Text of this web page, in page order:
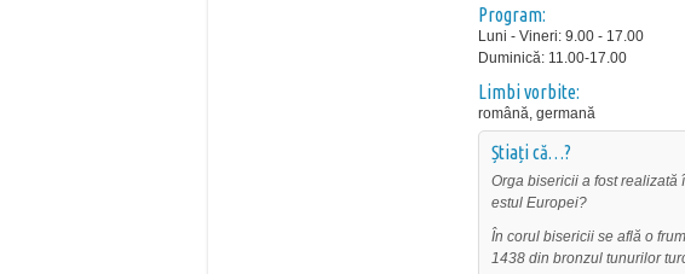
Program:
Luni - Vineri: 9.00 - 17.00
Duminică: 11.00-17.00
Limbi vorbite:
română, germană
Știați că…?
Orga bisericii a fost
estul Europei?
În corul bisericii se află o
1438 din bronzul tunurilor